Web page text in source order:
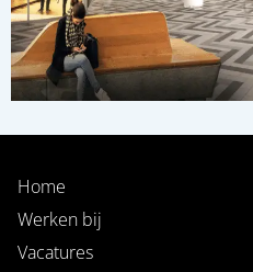
Home
Werken bij
Vacatures